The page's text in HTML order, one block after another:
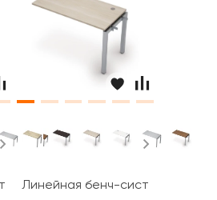
средний модуль
Линейная бенч-система,